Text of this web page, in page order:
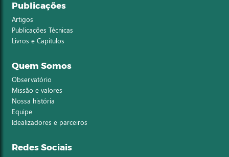
Publicações
Artigos
Publicações Técnicas
Livros e Capítulos
Quem Somos
Observatório
Missão e valores
Nossa história
Equipe
Idealizadores e parceiros
Redes Sociais